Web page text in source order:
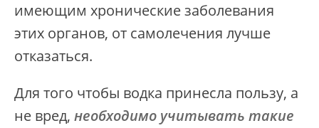
имеющим хронические заболевания
этих органов, от самолечения лучше
отказаться.
Для того чтобы водка принесла пользу, а
не вред, необходимо учитывать такие